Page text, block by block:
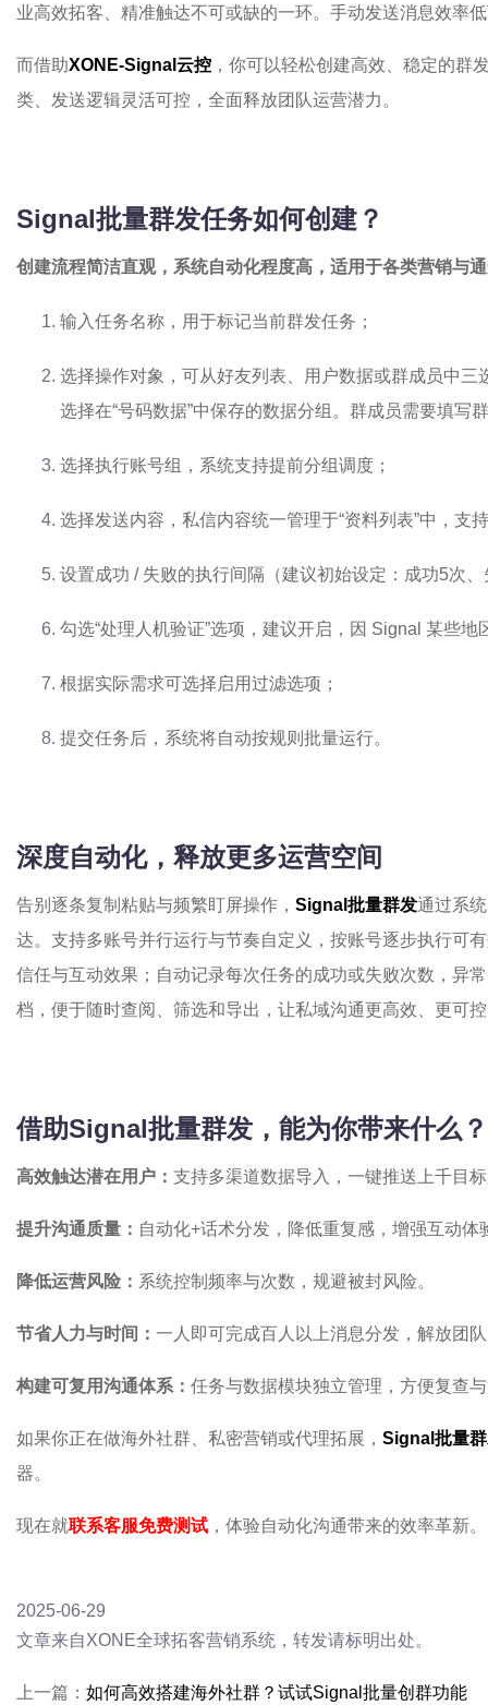
业高效拓客、精准触达不可或缺的一环。手动发送消息效率
而借助XONE-Signal云控 ，你可以轻松创建高效、稳定的群
类、发送逻辑灵活可控，全面释放团队运营潜力。
Signal批量群发任务如何创建？
创建流程简洁直观，系统自动化程度高，适用于各类营销与
输入任务名称，用于标记当前群发任务；
选择操作对象，可从好友列表、用户数据或群成员中
选择在“号码数据”中保存的数据分组。群成员需要填写
选择执行账号组，系统支持提前分组调度；
选择发送内容，私信内容统一管理于“资料列表”中，支
设置成功 / 失败的执行间隔（建议初始设定：成功5次
勾选“处理人机验证”选项，建议开启，因 Signal 某些地
根据实际需求可选择启用过滤选项；
提交任务后，系统将自动按规则批量运行。
深度自动化，释放更多运营空间
告别逐条复制粘贴与频繁盯屏操作， Signal批量群发通过系
达。支持多账号并行运行与节奏自定义，按账号逐步执行可
信任与互动效果；自动记录每次任务的成功或失败次数，异
档，便于随时查阅、筛选和导出，让私域沟通更高效、更可
借助Signal批量群发，能为你带来什么？
高效触达潜在用户： 支持多渠道数据导入，一键推送上千目
提升沟通质量： 自动化+话术分发，降低重复感，增强互动体
降低运营风险： 系统控制频率与次数，规避被封风险。
节省人力与时间： 一人即可完成百人以上消息分发，解放团
构建可复用沟通体系： 任务与数据模块独立管理，方便复查
如果你正在做海外社群、私密营销或代理拓展， Signal批量
器。
现在就联系客服免费测试 ，体验自动化沟通带来的效率革新。
2025-06-29
文章来自XONE全球拓客营销系统，转发请标明出处。
上一篇： 如何高效搭建海外社群？试试Signal批量创群功能